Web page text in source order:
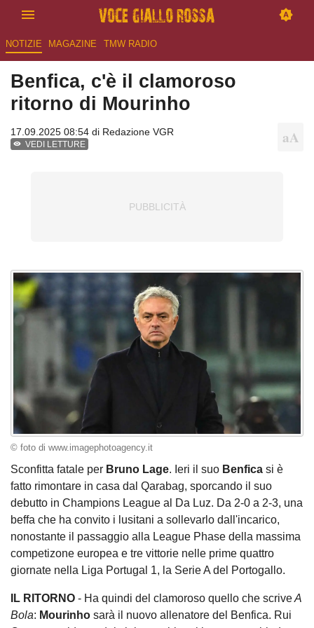
NOTIZIE MAGAZINE TMW RADIO
Benfica, c'è il clamoroso
ritorno di Mourinho
17.09.2025 08:54 di Redazione VGR
VEDI LETTURE
© foto di www.imagephotoagency.it
Sconfitta fatale per Bruno Lage. Ieri il suo Benfica si è
fatto rimontare in casa dal Qarabag, sporcando il suo
debutto in Champions League al Da Luz. Da 2-0 a 2-3, una
beffa che ha convito i lusitani a sollevarlo dall'incarico,
nonostante il passaggio alla League Phase della massima
competizone europea e tre vittorie nelle prime quattro
giornate nella Liga Portugal 1, la Serie A del Portogallo.
IL RITORNO - Ha quindi del clamoroso quello che scriveA
Bola: Mourinho sarà il nuovo allenatore del Benfica. Rui